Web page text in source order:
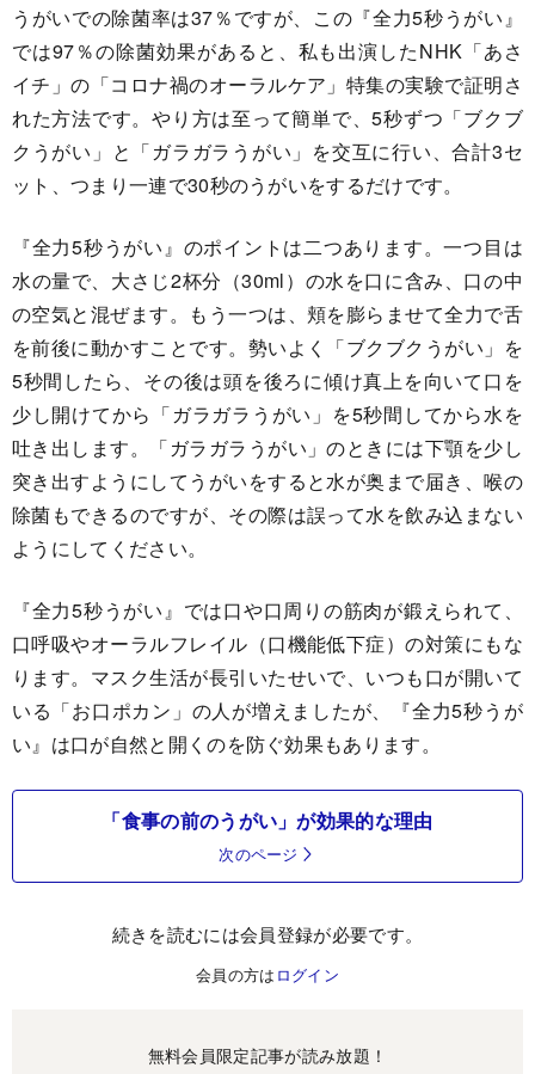
うがいでの除菌率は37％ですが、この『全力5秒うがい』
では97％の除菌効果があると、私も出演したNHK「あさ
イチ」の「コロナ禍のオーラルケア」特集の実験で証明さ
れた方法です。やり方は至って簡単で、5秒ずつ「ブクブ
クうがい」と「ガラガラうがい」を交互に行い、合計3セ
ット、つまり一連で30秒のうがいをするだけです。
『全力5秒うがい』のポイントは二つあります。一つ目は
水の量で、大さじ2杯分（30ml）の水を口に含み、口の中
の空気と混ぜます。もう一つは、頬を膨らませて全力で舌
を前後に動かすことです。勢いよく「ブクブクうがい」を
5秒間したら、その後は頭を後ろに傾け真上を向いて口を
少し開けてから「ガラガラうがい」を5秒間してから水を
吐き出します。「ガラガラうがい」のときには下顎を少し
突き出すようにしてうがいをすると水が奥まで届き、喉の
除菌もできるのですが、その際は誤って水を飲み込まない
ようにしてください。
『全力5秒うがい』では口や口周りの筋肉が鍛えられて、
口呼吸やオーラルフレイル（口機能低下症）の対策にもな
ります。マスク生活が長引いたせいで、いつも口が開いて
いる「お口ポカン」の人が増えましたが、『全力5秒うが
い』は口が自然と開くのを防ぐ効果もあります。
「食事の前のうがい」が効果的な理由
次のページ
続きを読むには会員登録が必要です。
会員の方は ログイン
無料会員限定記事が読み放題！